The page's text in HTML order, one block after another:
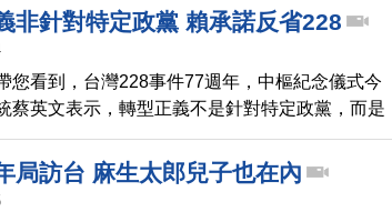
非針對特定政黨 賴承諾反省228
您看到，台灣228事件77週年，中樞紀念儀式今
蔡英文表示，轉型正義不是針對特定政黨，而是
權統治國家的不法行為負責。準總統賴清德到台
諾上任後將推動三大工程，包括團結國家人民、
件、以及為受難者平反。
局訪台 麻生太郎兒子也在內